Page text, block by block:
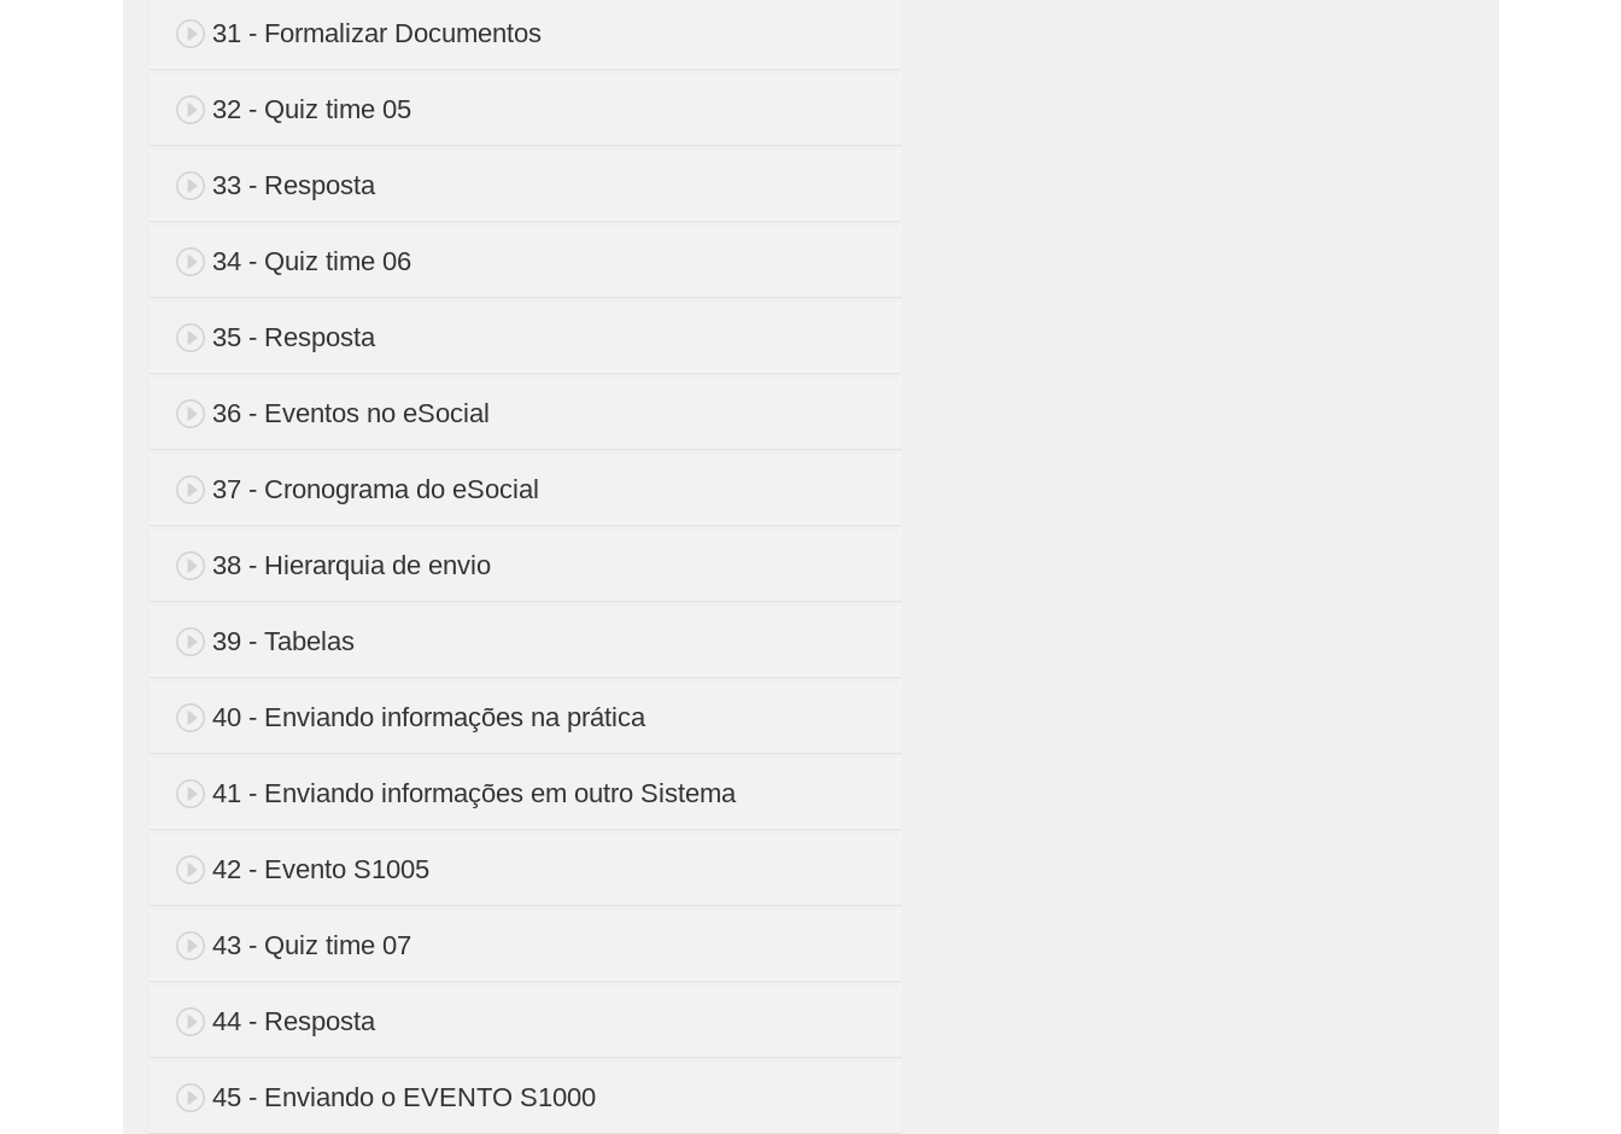
31 - Formalizar Documentos
32 - Quiz time 05
33 - Resposta
34 - Quiz time 06
35 - Resposta
36 - Eventos no eSocial
37 - Cronograma do eSocial
38 - Hierarquia de envio
39 - Tabelas
40 - Enviando informações na prática
41 - Enviando informações em outro Sistema
42 - Evento S1005
43 - Quiz time 07
44 - Resposta
45 - Enviando o EVENTO S1000